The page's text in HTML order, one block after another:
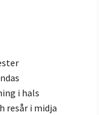
i hals
resår i midja